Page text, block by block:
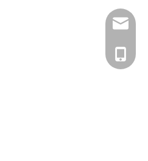
+ 86-